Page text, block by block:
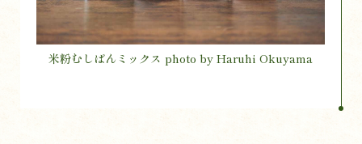
米粉むしぱんミックス photo by Haruhi Okuyama